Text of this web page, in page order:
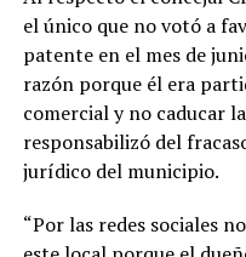
el único que no votó a
patente en el mes de
razón porque él era
comercial y no caducar
responsabilizó del
jurídico del municipio.
“Por las redes sociales